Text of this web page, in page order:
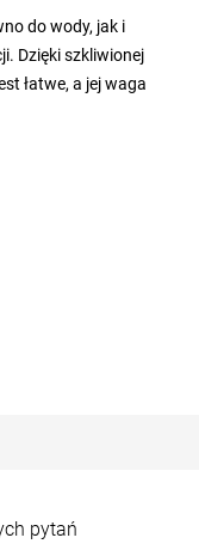
do wody, jak i
Dzięki szkliwionej
łatwe, a jej waga
pytań